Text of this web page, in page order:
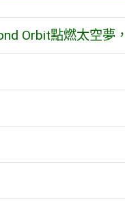
Orbit點燃太空夢